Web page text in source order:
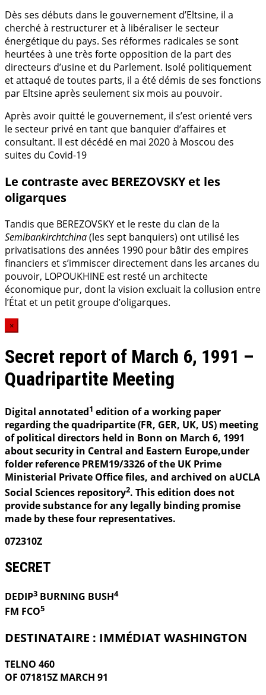
Dès ses débuts dans le gouvernement d’Eltsine, il a
cherché à restructurer et à libéraliser le secteur
énergétique du pays. Ses réformes radicales se sont
heurtées à une très forte opposition de la part des
directeurs d’usine et du Parlement. Isolé politiquement
et attaqué de toutes parts, il a été démis de ses fonctions
par Eltsine après seulement six mois au pouvoir.
Après avoir quitté le gouvernement, il s’est orienté vers
le secteur privé en tant que banquier d’affaires et
consultant. Il est décédé en mai 2020 à Moscou des
suites du Covid-19
Le contraste avec BEREZOVSKY et les
oligarques
Tandis que BEREZOVSKY et le reste du clan de la
Semibankirchtchina(les sept banquiers) ont utilisé les
privatisations des années 1990 pour bâtir des empires
financiers et s’immiscer directement dans les arcanes du
pouvoir, LOPOUKHINE est resté un architecte
économique pur, dont la vision excluait la collusion entre
l’État et un petit groupe d’oligarques.
×
Secret report of March 6, 1991 –
Quadripartite Meeting
Digital annotated1 edition of a working paper
regarding the quadripartite (FR, GER, UK, US) meeting
of political directors held in Bonn on March 6, 1991
about security in Central and Eastern Europe,under
folder reference PREM19/3326 of the UK Prime
Ministerial Private Office files, and archived on aUCLA
Social Sciences repository2. This edition does not
provide substance for any legally binding promise
made by these four representatives.
072310Z
SECRET
DEDIP3 BURNING BUSH4
FM FCO5
DESTINATAIRE : IMMÉDIAT WASHINGTON
TELNO 460
OF 071815Z MARCH 91